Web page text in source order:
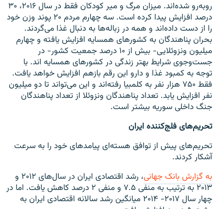
روبه‌رو شده‌اند. میزان مرگ و میر کودکان فقط در سال ۲۰۱۶، ۳۰
درصد افزایش پیدا کرده است. سه چهارم مردم ۲۰ پوند وزن خود
را از دست داده‌اند و همه در زباله‌ها به دنبال غذا می‌گردند.
بحران پناهندگان به کشورهای همسایه افزایش یافته و چهارم
میلیون ونزوئلایی- بیش از ۱۰ درصد جمعیت کشور- در
جست‌وجوی شرایط بهتر زندگی در کشورهای همسایه اند. با
توجه به کمبود غذا و دارو این رقم بازهم افزایش خواهد یافت.
فقط ۷۵۰ هزار نفر به کلمبیا رفته‌اند و این می‌تواند تا دو میلیون
نفر افزایش یابد. تعداد پناهندگان ونزوئلا از تعداد پناهندگان
جنگ داخلی سوریه بیشتر است.
تحریم‌های فلج‌کننده ایران
تحریم‌های پیش از توافق هسته‌ای پیامدهای خود را به سرعت
آشکار کردند.
به گزارش بانک جهانی
، رشد اقتصادی ایران در سال‌های ۲۰۱۲ و
۲۰۱۳ به ترتیب به منفی ۷.۵ و منفی ۲ درصد کاهش یافت. اما در
چهار سال ۲۰۱۷- ۲۰۱۴ میانگین رشد سالانه اقتصادی ایران به